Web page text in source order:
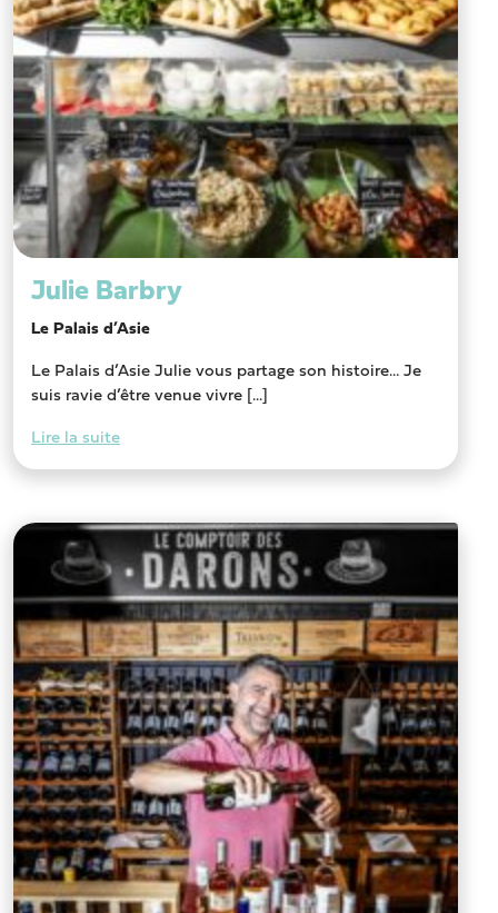
Julie Barbry
Le Palais d’Asie
Le Palais d’Asie Julie vous partage son histoire… Je
suis ravie d’être venue vivre [...]
Lire la suite